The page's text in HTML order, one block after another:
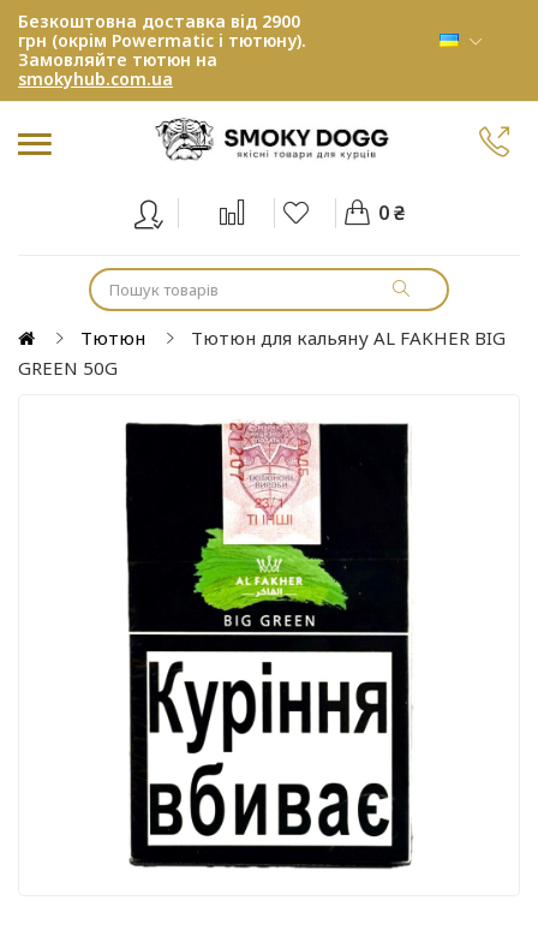
Безкоштовна доставка від 2900
грн (окрім Powermatic і тютюну).
Замовляйте тютюн на
smokyhub.com.ua
0 ₴
Тютюн
Тютюн для кальяну AL FAKHER BIG
GREEN 50G